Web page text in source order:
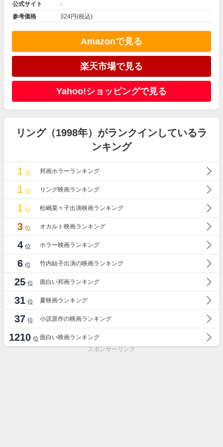
公式サイト
-
参考価格
324円(税込)
Amazonで見る
楽天市場で見る
Yahoo!ショッピングで見る
リング（1998年）がランクインしているラ
ンキング
1 位 邦画ホラーランキング
1 位 リング映画ランキング
1 位 松嶋菜々子出演映画ランキング
3 位 オカルト映画ランキング
4 位 ホラー映画ランキング
6 位 竹内結子出演の映画ランキング
25 位 面白い邦画ランキング
31 位 夏映画ランキング
37 位 小説原作の映画ランキング
1210 位 面白い映画ランキング
スポンサーリンク